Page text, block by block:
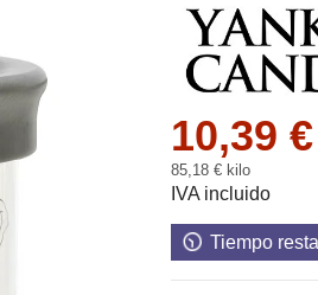
10,39 €
85,18 € kilo
IVA incluido
Tiempo